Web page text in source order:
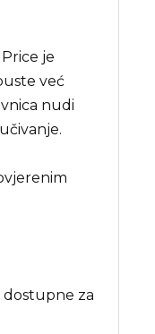
je
već
nudi
dostupne za